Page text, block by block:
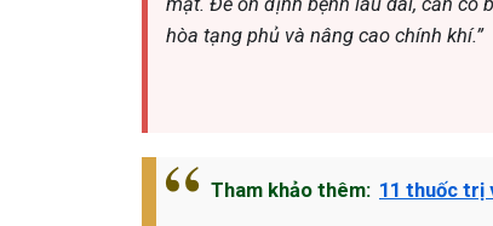
mặt. Để ổn định bệnh lâu dài, cần có
hòa tạng phủ và nâng cao chính khí.”
Tham khảo thêm: 11 thuốc trị